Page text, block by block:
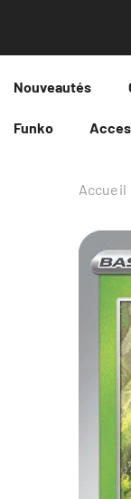
Nouveautés
Funko
Accueil